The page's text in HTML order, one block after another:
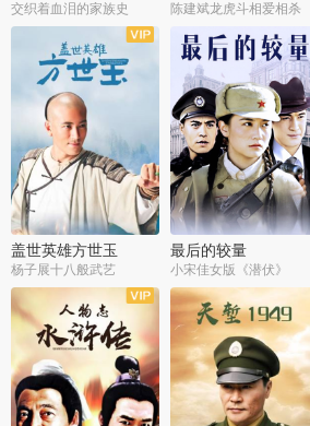
交织着血泪的家族史 陈建斌龙虎斗相爱相杀
全36集
盖世英雄方世玉
杨子展十八般武艺
全28集
最后的较量
小宋佳女版《潜伏》
全40集
全30集